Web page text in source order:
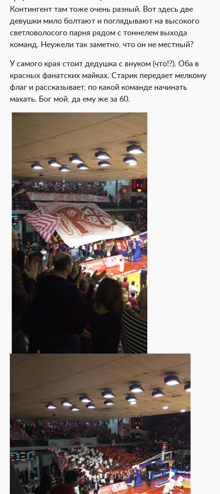
Контингент там тоже очень разный. Вот здесь две
девушки мило болтают и поглядывают на высокого
светловолосого парня рядом с тоннелем выхода
команд. Неужели так заметно, что он не местный?
У самого края стоит дедушка с внуком (что!?). Оба в
красных фанатских майках. Старик передает мелкому
флаг и рассказывает, по какой команде начинать
махать. Бог мой, да ему же за 60.